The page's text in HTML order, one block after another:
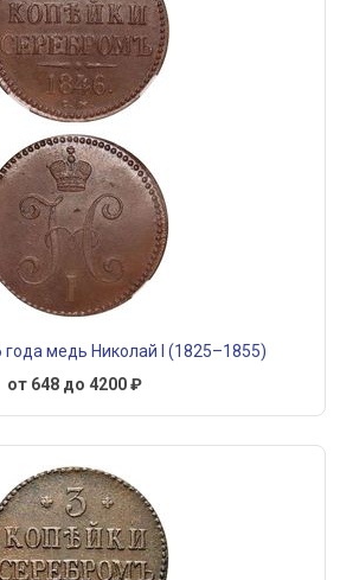
года медь Николай I (1825–1855)
от 648 до 4200 ₽